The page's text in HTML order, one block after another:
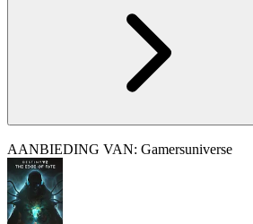
AANBIEDING VAN: Gamersuniverse